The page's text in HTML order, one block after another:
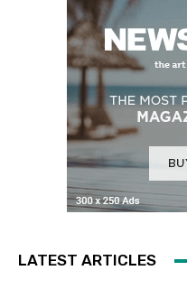
LATEST ARTICLES